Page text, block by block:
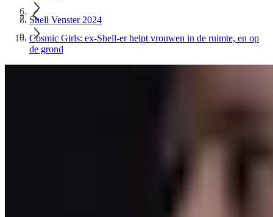
Shell Venster 2024
Cosmic Girls: ex-Shell-er helpt vrouwen in de ruimte, en op
de grond